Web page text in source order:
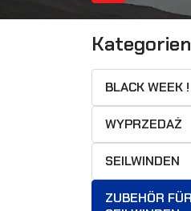
Kategorien
BLACK WEEK !
WYPRZEDAŻ
SEILWINDEN
ZUBEHÖR FÜR